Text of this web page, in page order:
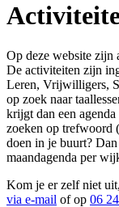
Op deze website zijn
De activiteiten zijn
Leren, Vrijwilligers,
op zoek naar
krijgt dan een
zoeken op trefwoord
doen in je buurt?
maandagenda per
Kom je er zelf niet
via e-mail of op 06